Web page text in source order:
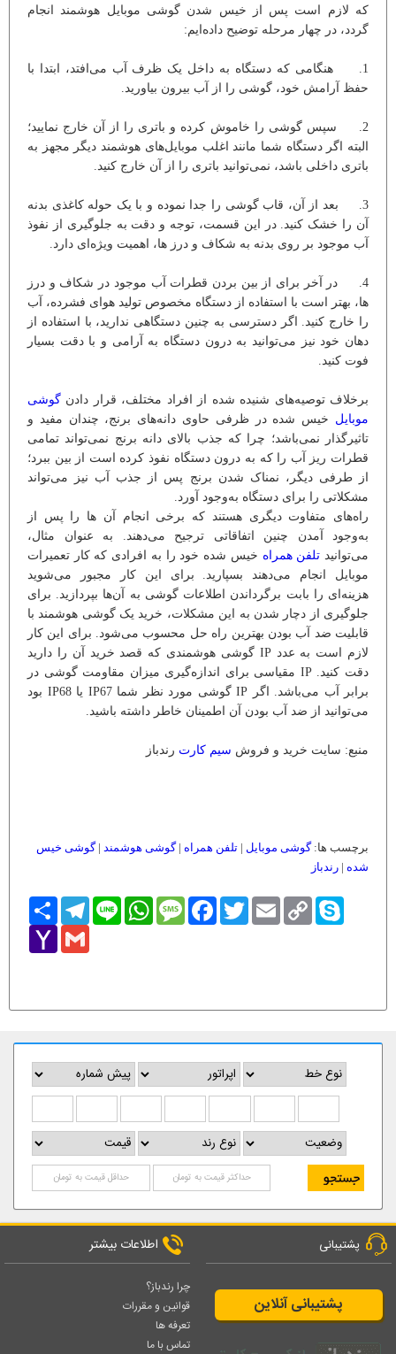
که لازم است پس از خیس شدن گوشی موبایل هوشمند انجام
گردد، در چهار مرحله توضیح داده‌ایم:
1. هنگامی که دستگاه به داخل یک ظرف آب می‌افتد، ابتدا با
حفظ آرامش خود، گوشی را از آب بیرون بیاورید.
2. سپس گوشی را خاموش کرده و باتری را از آن خارج نمایید؛
البته اگر دستگاه شما مانند اغلب موبایل‌های هوشمند دیگر مجهز به
باتری داخلی ‌باشد، نمی‌توانید باتری را از آن خارج کنید.
3. بعد از آن، قاب گوشی را جدا نموده و با یک حوله کاغذی بدنه
آن را خشک کنید. در این قسمت، توجه و دقت به جلوگیری از نفوذ
آب موجود بر روی بدنه به شکاف و درز ها، اهمیت ویژه‌ای دارد.
4. در آخر برای از بین بردن قطرات آب موجود در شکاف و درز
ها، بهتر است با استفاده از دستگاه مخصوص تولید هوای فشرده، آب
را خارج کنید. اگر دسترسی به چنین دستگاهی ندارید، با استفاده از
دهان خود نیز می‌توانید به درون دستگاه به آرامی و با دقت بسیار
فوت کنید.
برخلاف توصیه‌های شنیده شده از افراد مختلف، قرار دادن گوشی
موبایل خیس شده در ظرفی حاوی دانه‌های برنج، چندان مفید و
تاثیرگذار نمی‌باشد؛ چرا که جذب بالای دانه برنج نمی‌تواند تمامی
قطرات ریز آب را که به درون دستگاه نفوذ کرده است از بین ببرد؛
از طرفی دیگر، نمناک شدن برنج پس از جذب آب نیز می‌تواند
مشکلاتی را برای دستگاه به‌وجود آورد.
راه‌های متفاوت دیگری هستند که برخی انجام آن ها را پس از
به‌وجود آمدن چنین اتفاقاتی ترجیح می‌دهند. به عنوان مثال،
می‌توانید تلفن همراه خیس شده خود را به افرادی که کار تعمیرات
موبایل انجام می‌دهند بسپارید. برای این کار مجبور می‌شوید
هزینه‌ای را بابت برگرداندن اطلاعات گوشی به آن‌ها بپردازید. برای
جلوگیری از دچار شدن به این مشکلات، خرید یک گوشی هوشمند با
قابلیت ضد آب بودن بهترین راه حل محسوب می‌شود. برای این کار
لازم است به عدد IP گوشی هوشمندی که قصد خرید آن را دارید
دقت کنید. IP مقیاسی برای اندازه‌گیری میزان مقاومت گوشی در
برابر آب می‌باشد. اگر IP گوشی مورد نظر شما IP67 یا IP68 بود
می‌توانید از ضد آب بودن آن اطمینان خاطر داشته باشید.
منبع: سایت خرید و فروش سیم کارت رندباز
برچسب ها:گوشی موبایل | تلفن همراه |گوشی هوشمند |گوشی خیس
شده | رندباز
اشتراکTelegram Line
WhatsAppMessageFacebookTwitter Email
Copy
Link
Skype
Yahoo
Mail
Gmail
پشتیبانی
پشتیبانی آنلاین
اطلاعات بیشتر
چرا رندباز؟
قوانین و مقررات
تعرفه ها
تماس با ما